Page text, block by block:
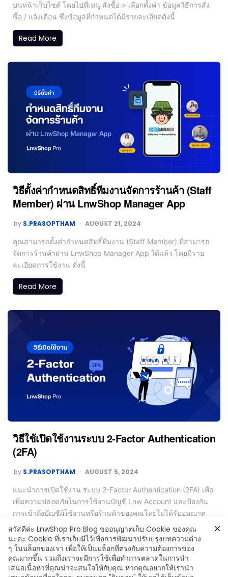
บนหน้าเว็บไซต์ โดยไปที่เมนู สั่งซื้อ > เลือกตั้งค่า ข้อมูลวิธีการสั่ง
ซื้อ / แจ้งเตือน ซึ่งข้อมูลที่กำหนดได้มีรายละเอียดดังนี้
Read More
วิธีตั้งค่ากำหนดสิทธิ์ทีมงานจัดการร้านค้า (Staff
Member) ผ่าน LnwShop Manager App
by S.PRASOPTHAM AUGUST 21, 2024
คุณสามารถตั้งค่ากำหนดสิทธิ์ทีมงาน (Staff Member) ที่สามารถ
จัดการร้านค้าผ่าน LnwShop Manager App ได้แล้ว โดยมีราย
ละเอียดการใช้งาน ดังนี้
Read More
วิธีใช้เปิดใช้งานระบบ 2-Factor Authentication
(2FA)
by S.PRASOPTHAM AUGUST 5, 2024
แนะนำการเปิดใช้งาน ระบบ 2-Factor Authentication (2FA) เพื่อ
เพิ่มความปลอดภัยในการใช้งานบัญชี Lnw Account และป้องกัน
การเข้าถึงบัญชีผู้ใช้งานหรือร้านค้าของคุณโดยไม่ได้รับอนุญาต
Read More
สวัสดีค่ะ LnwShop Pro Blog ขออนุญาตเก็บ Cookie ของคุณ
นะคะ Cookie ที่เราเก็บมีไว้เพื่อการพัฒนาปรับปรุงบทความต่าง
ๆ ในบล็อกของเรา เพื่อให้เป็นบล็อกที่ตรงกับความต้องการของ
คุณมากขึ้น รวมถึงเราจะมีการใช้เพื่อทำการตลาดในการนำ
เสนอเนื้อหาที่คุณน่าจะสนใจให้กับคุณ หากคุณอยากให้เรานำ